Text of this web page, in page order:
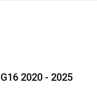
2020 - 2025